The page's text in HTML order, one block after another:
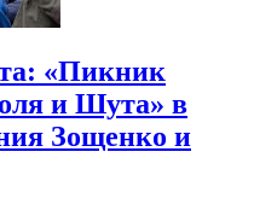
«Пикник
и Шута» в
Зощенко и